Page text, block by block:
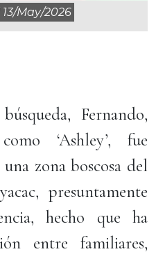
13/may/2026
Fernando,
‘Ashley’, fue
zona boscosa del
presuntamente
hecho que ha
entre familiares,